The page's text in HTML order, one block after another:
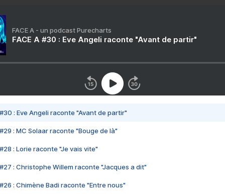
FACE A - un podcast Purecharts
FACE A #30 : Eve Angeli raconte "Avant de partir"
#30 : Eve Angeli raconte "Avant de partir"
#29 : MC Solaar raconte "Bouge de là"
#28 : Lorie raconte "Je vais vite"
#27 : Christophe Willem raconte "Jacques a dit"
#26 : Chimène Badi raconte "Entre nous"